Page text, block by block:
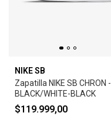
NIKE SB
Zapatilla NIKE SB CHRON -
BLACK/WHITE-BLACK
$119.999,00